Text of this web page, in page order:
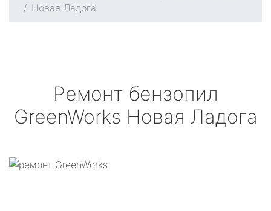
Новая Ладога
Ремонт бензопил
GreenWorks Новая Ладога